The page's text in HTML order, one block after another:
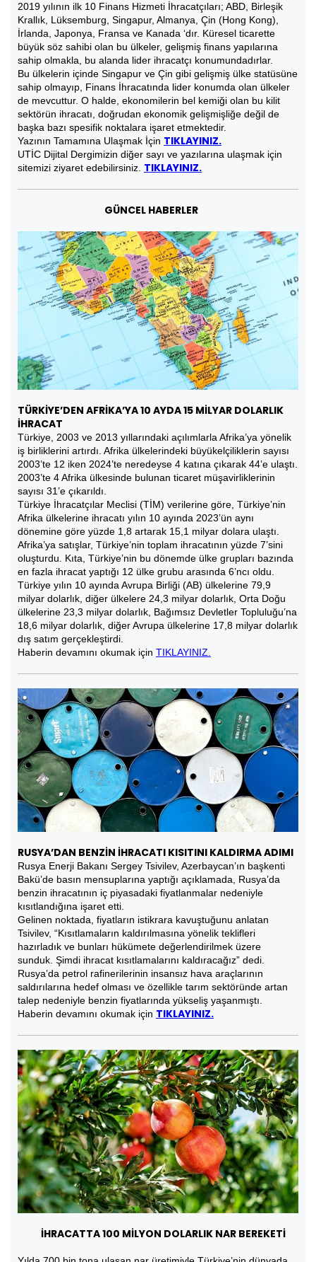
2019 yılının ilk 10 Finans Hizmeti İhracatçıları; ABD, Birleşik
Krallık, Lüksemburg, Singapur, Almanya, Çin (Hong Kong),
İrlanda, Japonya, Fransa ve Kanada ‘dır. Küresel ticarette
büyük söz sahibi olan bu ülkeler, gelişmiş finans yapılarına
sahip olmakla, bu alanda lider ihracatçı konumundadırlar.
Bu ülkelerin içinde Singapur ve Çin gibi gelişmiş ülke statüsüne
sahip olmayıp, Finans İhracatında lider konumda olan ülkeler
de mevcuttur. O halde, ekonomilerin bel kemiği olan bu kilit
sektörün ihracatı, doğrudan ekonomik gelişmişliğe değil de
başka bazı spesifik noktalara işaret etmektedir.
Yazının Tamamına Ulaşmak İçin TIKLAYINIZ.
UTİC Dijital Dergimizin diğer sayı ve yazılarına ulaşmak için
sitemizi ziyaret edebilirsiniz. TIKLAYINIZ.
GÜNCEL HABERLER
TÜRKİYE’DEN AFRİKA’YA 10 AYDA 15 MİLYAR DOLARLIK
İHRACAT
Türkiye, 2003 ve 2013 yıllarındaki açılımlarla Afrika’ya yönelik
iş birliklerini artırdı. Afrika ülkelerindeki büyükelçiliklerin sayısı
2003’te 12 iken 2024’te neredeyse 4 katına çıkarak 44’e ulaştı.
2003’te 4 Afrika ülkesinde bulunan ticaret müşavirliklerinin
sayısı 31’e çıkarıldı.
Türkiye İhracatçılar Meclisi (TİM) verilerine göre, Türkiye’nin
Afrika ülkelerine ihracatı yılın 10 ayında 2023’ün aynı
dönemine göre yüzde 1,8 artarak 15,1 milyar dolara ulaştı.
Afrika’ya satışlar, Türkiye’nin toplam ihracatının yüzde 7’sini
oluşturdu. Kıta, Türkiye’nin bu dönemde ülke grupları bazında
en fazla ihracat yaptığı 12 ülke grubu arasında 6’ncı oldu.
Türkiye yılın 10 ayında Avrupa Birliği (AB) ülkelerine 79,9
milyar dolarlık, diğer ülkelere 24,3 milyar dolarlık, Orta Doğu
ülkelerine 23,3 milyar dolarlık, Bağımsız Devletler Topluluğu’na
18,6 milyar dolarlık, diğer Avrupa ülkelerine 17,8 milyar dolarlık
dış satım gerçekleştirdi.
Haberin devamını okumak için TIKLAYINIZ.
RUSYA’DAN BENZİN İHRACATI KISITINI KALDIRMA ADIMI
Rusya Enerji Bakanı Sergey Tsivilev, Azerbaycan’ın başkenti
Bakü’de basın mensuplarına yaptığı açıklamada, Rusya’da
benzin ihracatının iç piyasadaki fiyatlanmalar nedeniyle
kısıtlandığına işaret etti.
Gelinen noktada, fiyatların istikrara kavuştuğunu anlatan
Tsivilev, “Kısıtlamaların kaldırılmasına yönelik teklifleri
hazırladık ve bunları hükümete değerlendirilmek üzere
sunduk. Şimdi ihracat kısıtlamalarını kaldıracağız” dedi.
Rusya’da petrol rafinerilerinin insansız hava araçlarının
saldırılarına hedef olması ve özellikle tarım sektöründe artan
talep nedeniyle benzin fiyatlarında yükseliş yaşanmıştı.
Haberin devamını okumak için TIKLAYINIZ.
İHRACATTA 100 MİLYON DOLARLIK NAR BEREKETİ